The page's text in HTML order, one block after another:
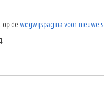
dewegwijspagina voor nieuwe